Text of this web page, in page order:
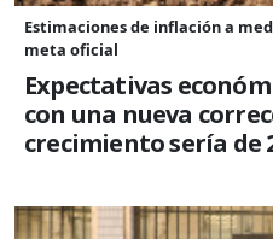
Estimaciones de inflación a
meta oficial
Expectativas
con una nueva
crecimiento sería de